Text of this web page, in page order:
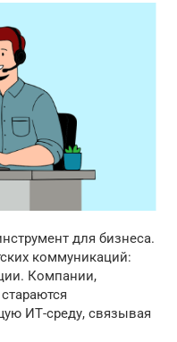
для бизнеса.
коммуникаций:
Компании,
ИТ-среду, связывая